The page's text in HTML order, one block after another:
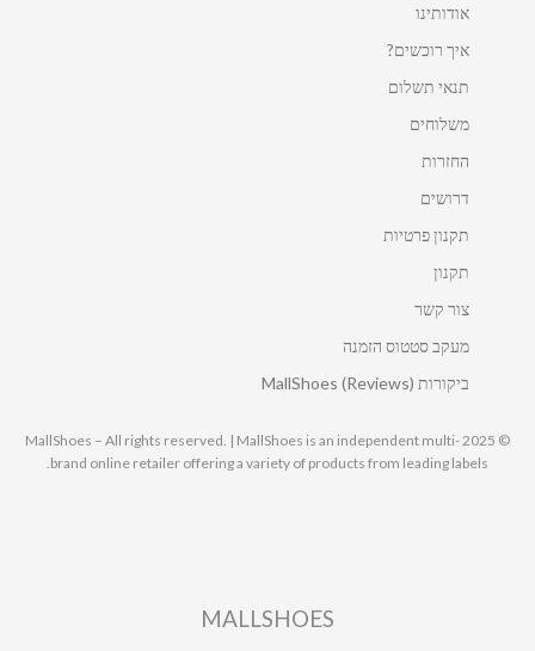
אודותינו
איך רוכשים?
תנאי תשלום
משלוחים
החזרות
דרושים
תקנון פרטיות
תקנון
צור קשר
מעקב סטטוס הזמנה
ביקורות MallShoes (Reviews)
© 2025 MallShoes – All rights reserved. | MallShoes is an independent multi-
brand online retailer offering a variety of products from leading labels.
MALLSHOES